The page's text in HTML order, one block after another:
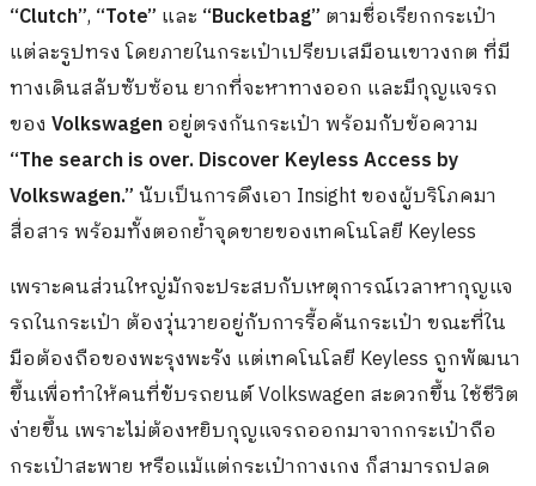
“Clutch”, “Tote” และ “Bucketbag” ตามชื่อเรียกกระเป๋า
แต่ละรูปทรง โดยภายในกระเป๋าเปรียบเสมือนเขาวงกต ที่มี
ทางเดินสลับซับซ้อน ยากที่จะหาทางออก และมีกุญแจรถ
ของ Volkswagenอยู่ตรงก้นกระเป๋า พร้อมกับข้อความ
“The search is over. Discover Keyless Access by
Volkswagen.”นับเป็นการดึงเอา Insight ของผู้บริโภคมา
สื่อสาร พร้อมทั้งตอกย้ำจุดขายของเทคโนโลยี Keyless
เพราะคนส่วนใหญ่มักจะประสบกับเหตุการณ์เวลาหากุญแจ
รถในกระเป๋า ต้องวุ่นวายอยู่กับการรื้อค้นกระเป๋า ขณะที่ใน
มือต้องถือของพะรุงพะรัง แต่เทคโนโลยี Keyless ถูกพัฒนา
ขึ้นเพื่อทำให้คนที่ขับรถยนต์ Volkswagen สะดวกขึ้น ใช้ชีวิต
ง่ายขึ้น เพราะไม่ต้องหยิบกุญแจรถออกมาจากกระเป๋าถือ
กระเป๋าสะพาย หรือแม้แต่กระเป๋ากางเกง ก็สามารถปลด